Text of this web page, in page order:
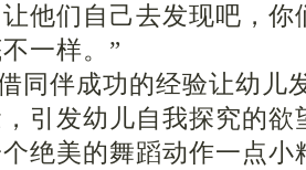
他们自己去发现吧，你
一样。”
伴成功的经验让幼儿
引发幼儿自我探究的欲
绝美的舞蹈动作一点小